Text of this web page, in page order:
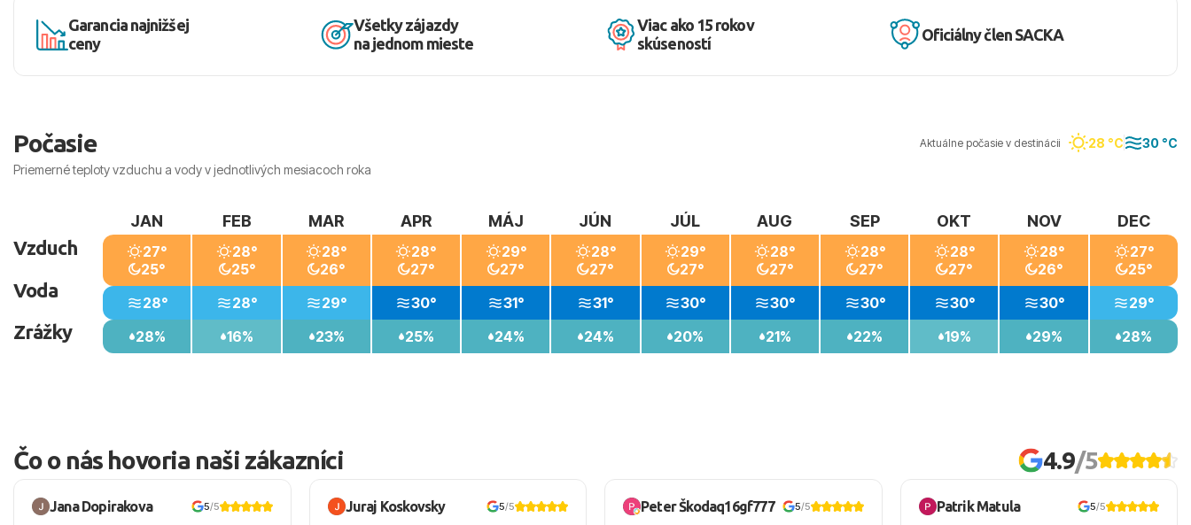
Garancia najnižšej
ceny
Všetky zájazdy
na jednom mieste
Viac ako 15 rokov
skúseností
Oficiálny člen SACKA
Počasie
Priemerné teploty vzduchu a vody v jednotlivých mesiacoch roka
Aktuálne počasie v destinácii 28 °C 30 °C
Vzduch
Voda
Zrážky
JAN
27°
25°
28°
28%
FEB
28°
25°
28°
16%
MAR
28°
26°
29°
23%
APR
28°
27°
30°
25%
MÁJ
29°
27°
31°
24%
JÚN
28°
27°
31°
24%
JÚL
29°
27°
30°
20%
AUG
28°
27°
30°
21%
SEP
28°
27°
30°
22%
OKT
28°
27°
30°
19%
NOV
28°
26°
30°
29%
DEC
27°
25°
29°
28%
Čo o nás hovoria naši zákazníci 4.9/5
Jana Dopirakova 5/5 Juraj Koskovsky 5/5 Peter Škodaq16gf777 5/5 Patrik Matula 5/5